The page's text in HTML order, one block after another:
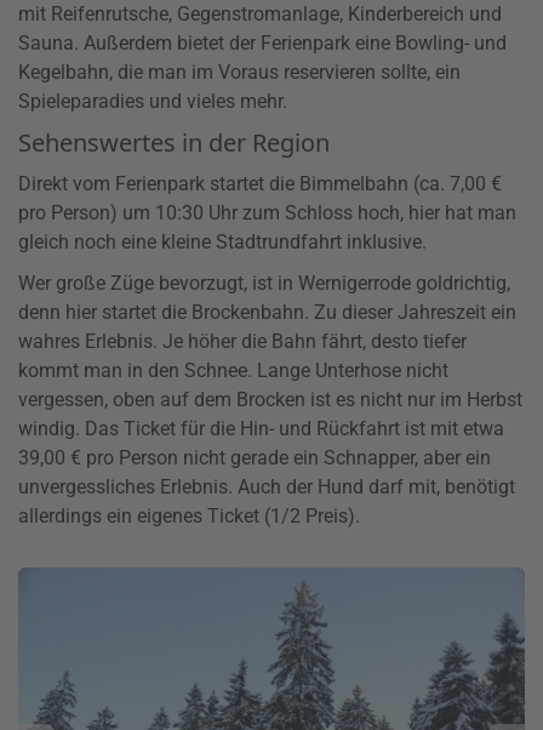
mit Reifenrutsche, Gegenstromanlage, Kinderbereich und
Sauna. Außerdem bietet der Ferienpark eine Bowling- und
Kegelbahn, die man im Voraus reservieren sollte, ein
Spieleparadies und vieles mehr.
Sehenswertes in der Region
Direkt vom Ferienpark startet die Bimmelbahn (ca. 7,00 €
pro Person) um 10:30 Uhr zum Schloss hoch, hier hat man
gleich noch eine kleine Stadtrundfahrt inklusive.
Wer große Züge bevorzugt, ist in Wernigerrode goldrichtig,
denn hier startet die Brockenbahn. Zu dieser Jahreszeit ein
wahres Erlebnis. Je höher die Bahn fährt, desto tiefer
kommt man in den Schnee. Lange Unterhose nicht
vergessen, oben auf dem Brocken ist es nicht nur im Herbst
windig. Das Ticket für die Hin- und Rückfahrt ist mit etwa
39,00 € pro Person nicht gerade ein Schnapper, aber ein
unvergessliches Erlebnis. Auch der Hund darf mit, benötigt
allerdings ein eigenes Ticket (1/2 Preis).